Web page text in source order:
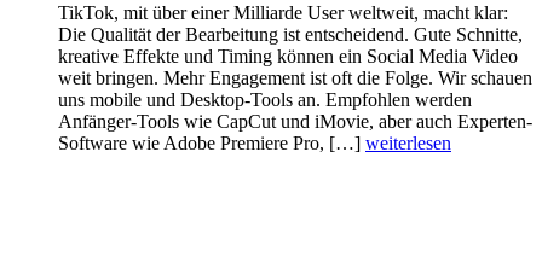
TikTok, mit über einer Milliarde User weltweit, macht klar:
Die Qualität der Bearbeitung ist entscheidend. Gute Schnitte,
kreative Effekte und Timing können ein Social Media Video
weit bringen. Mehr Engagement ist oft die Folge. Wir schauen
uns mobile und Desktop-Tools an. Empfohlen werden
Anfänger-Tools wie CapCut und iMovie, aber auch Experten-
Software wie Adobe Premiere Pro, […] weiterlesen